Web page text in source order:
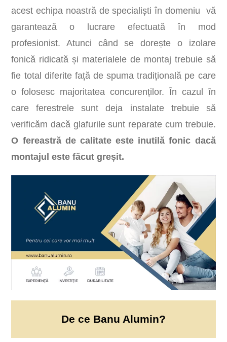
acest echipa noastră de specialiști în domeniu vă
garantează o lucrare efectuată în mod
profesionist. Atunci când se dorește o izolare
fonică ridicată și materialele de montaj trebuie să
fie total diferite față de spuma tradițională pe care
o folosesc majoritatea concurenților. În cazul în
care ferestrele sunt deja instalate trebuie să
verificăm dacă glafurile sunt reparate cum trebuie.
O fereastră de calitate este inutilă fonic dacă
montajul este făcut greșit.
De ce Banu Alumin?